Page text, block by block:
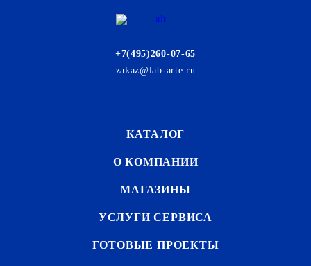
+7(495)260-07-65
zakaz@lab-arte.ru
КАТАЛОГ
О КОМПАНИИ
МАГАЗИНЫ
УСЛУГИ СЕРВИСА
ГОТОВЫЕ ПРОЕКТЫ